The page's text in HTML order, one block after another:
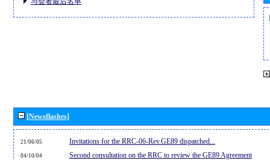
[Newsflashes]
21/06/05 Invitations for the RRC-06-Rev.GE89 dispatched...
04/10/04 Second consultation on the RRC to review the GE89 Agreement